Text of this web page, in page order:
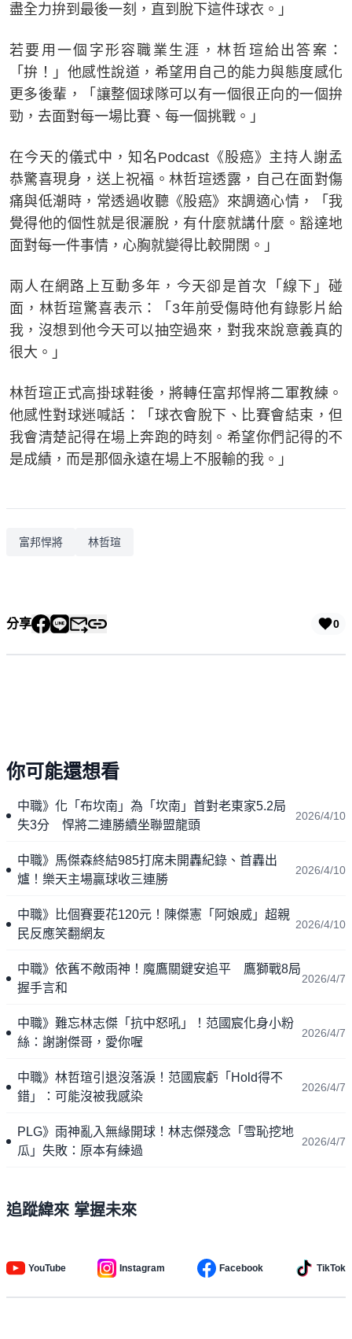
盡全力拚到最後一刻，直到脫下這件球衣。」
若要用一個字形容職業生涯，林哲瑄給出答案：
「拚！」他感性說道，希望用自己的能力與態度感化
更多後輩，「讓整個球隊可以有一個很正向的一個拚
勁，去面對每一場比賽、每一個挑戰。」
在今天的儀式中，知名Podcast《股癌》主持人謝孟
恭驚喜現身，送上祝福。林哲瑄透露，自己在面對傷
痛與低潮時，常透過收聽《股癌》來調適心情，「我
覺得他的個性就是很灑脫，有什麼就講什麼。豁達地
面對每一件事情，心胸就變得比較開闊。」
兩人在網路上互動多年，今天卻是首次「線下」碰
面，林哲瑄驚喜表示：「3年前受傷時他有錄影片給
我，沒想到他今天可以抽空過來，對我來說意義真的
很大。」
林哲瑄正式高掛球鞋後，將轉任富邦悍將二軍教練。
他感性對球迷喊話：「球衣會脫下、比賽會結束，但
我會清楚記得在場上奔跑的時刻。希望你們記得的不
是成績，而是那個永遠在場上不服輸的我。」
富邦悍將 林哲瑄
分享 0
你可能還想看
中職》化「布坎南」為「坎南」首對老東家5.2局
失3分 悍將二連勝續坐聯盟龍頭
2026/4/10
中職》馬傑森終結985打席未開轟紀錄、首轟出
爐！樂天主場贏球收三連勝
2026/4/10
中職》比個賽要花120元！陳傑憲「阿娘威」超親
民反應笑翻網友
2026/4/10
中職》依舊不敵雨神！魔鷹關鍵安追平 鷹獅戰8局
握手言和
2026/4/7
中職》難忘林志傑「抗中怒吼」！范國宸化身小粉
絲：謝謝傑哥，愛你喔
2026/4/7
中職》林哲瑄引退沒落淚！范國宸虧「Hold得不
錯」：可能沒被我感染
2026/4/7
PLG》雨神亂入無緣開球！林志傑殘念「雪恥挖地
瓜」失敗：原本有練過
2026/4/7
追蹤緯來 掌握未來
YouTube Instagram Facebook TikTok